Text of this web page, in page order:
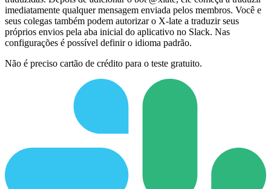
imediatamente qualquer mensagem enviada pelos membros. Você e
seus colegas também podem autorizar o X-late a traduzir seus
próprios envios pela aba inicial do aplicativo no Slack. Nas
configurações é possível definir o idioma padrão.
Não é preciso cartão de crédito para o teste gratuito.